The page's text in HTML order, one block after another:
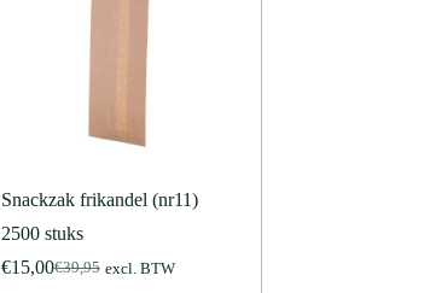
Snackzak frikandel (nr11)
2500 stuks
€39,95
Oorspronkelijke
€15,00Huidigeexcl. BTW